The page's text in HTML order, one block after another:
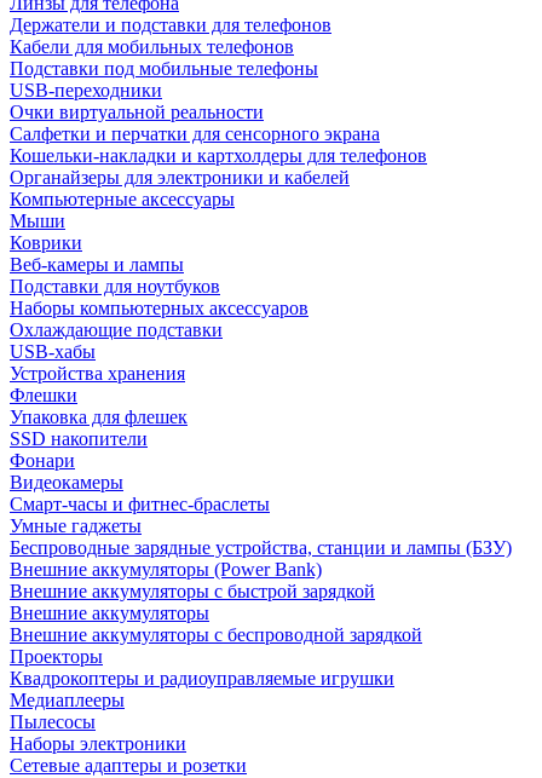
Держатели и подставки для телефонов
Кабели для мобильных телефонов
Подставки под мобильные телефоны
USB-переходники
Очки виртуальной реальности
Салфетки и перчатки для сенсорного экрана
Кошельки-накладки и картхолдеры для телефонов
Органайзеры для электроники и кабелей
Компьютерные аксессуары
Мыши
Коврики
Веб-камеры и лампы
Подставки для ноутбуков
Наборы компьютерных аксессуаров
Охлаждающие подставки
USB-хабы
Устройства хранения
Флешки
Упаковка для флешек
SSD накопители
Фонари
Видеокамеры
Смарт-часы и фитнес-браслеты
Умные гаджеты
Беспроводные зарядные устройства, станции и лампы (БЗУ)
Внешние аккумуляторы (Power Bank)
Внешние аккумуляторы с быстрой зарядкой
Внешние аккумуляторы
Внешние аккумуляторы с беспроводной зарядкой
Проекторы
Квадрокоптеры и радиоуправляемые игрушки
Медиаплееры
Пылесосы
Наборы электроники
Сетевые адаптеры и розетки